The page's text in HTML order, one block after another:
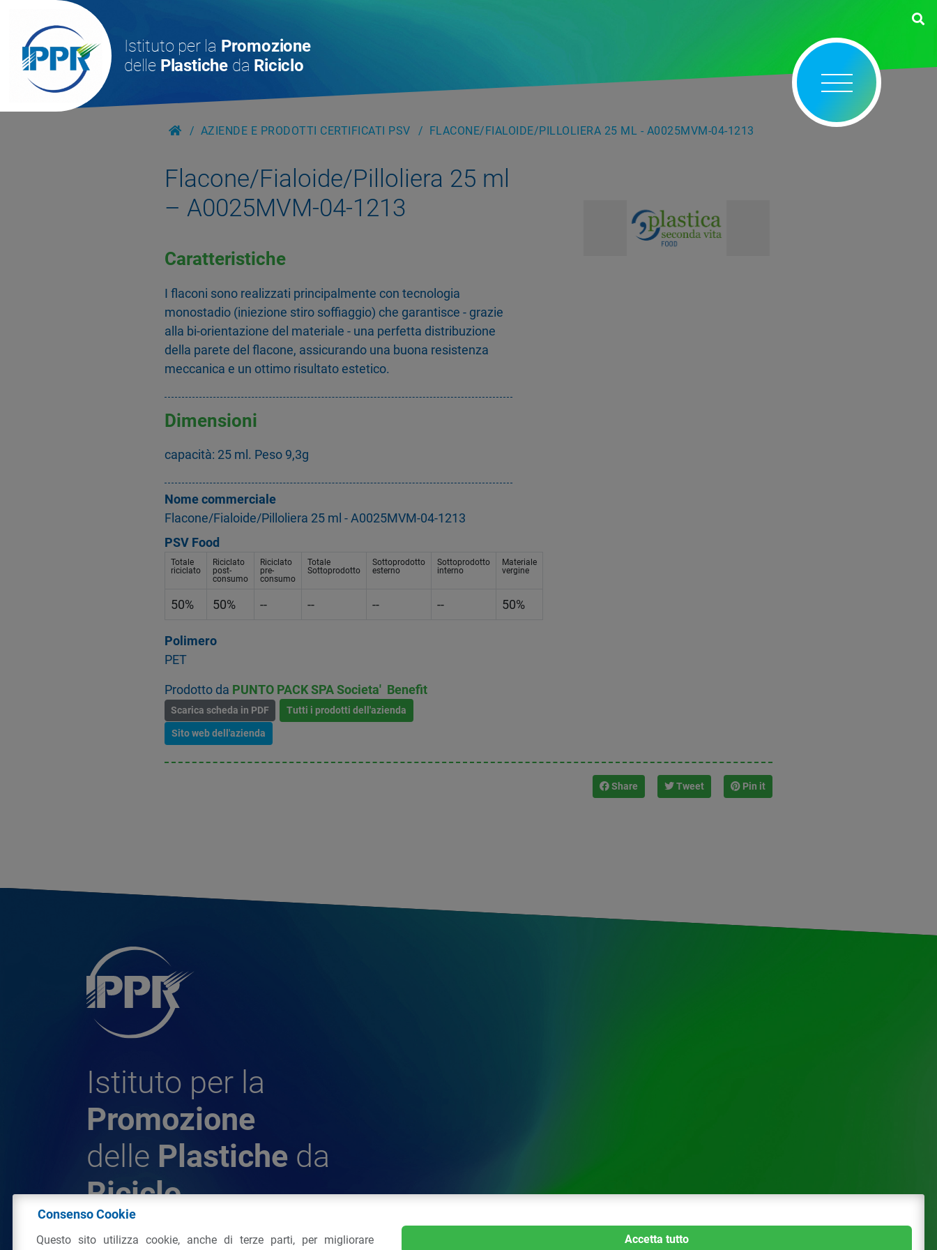
Istituto per la Promozione
delle Plastiche da Riciclo
AZIENDE E PRODOTTI CERTIFICATI PSV FLACONE/FIALOIDE/PILLOLIERA 25 ML - A0025MVM-04-1213
Flacone/Fialoide/Pilloliera 25 ml
– A0025MVM-04-1213
Caratteristiche
I flaconi sono realizzati principalmente con tecnologia
monostadio (iniezione stiro soffiaggio) che garantisce - grazie
alla bi-orientazione del materiale - una perfetta distribuzione
della parete del flacone, assicurando una buona resistenza
meccanica e un ottimo risultato estetico.
Dimensioni
capacità: 25 ml. Peso 9,3g
Nome commerciale
Flacone/Fialoide/Pilloliera 25 ml - A0025MVM-04-1213
PSV Food
Totale
riciclato
Riciclato
post-
consumo
Riciclato
pre-
consumo
Totale
Sottoprodotto
Sottoprodotto
esterno
Sottoprodotto
interno
Materiale
vergine
50% 50% -- -- -- -- 50%
Polimero
PET
Prodotto da PUNTO PACK SPA Societa' Benefit
Scarica scheda in PDF Tutti i prodotti dell'azienda
Sito web dell'azienda
Share Tweet Pin it
Istituto per la
Promozione
delle Plastiche da
Riciclo
© 2026 - IPPR Istituto per la Promozione delle Plastiche
Consenso Cookie
Questo sito utilizza cookie, anche di terze parti, per migliorare
Accetta tutto